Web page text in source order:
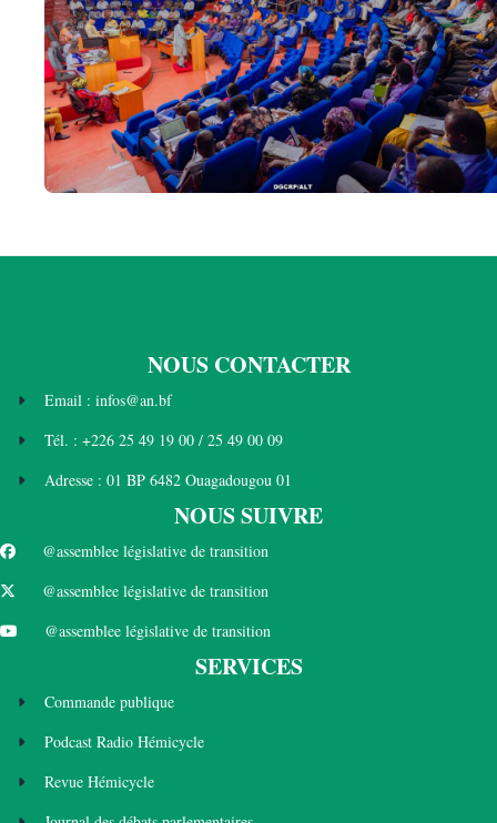
NOUS CONTACTER
Email : infos@an.bf
Tél. : +226 25 49 19 00 / 25 49 00 09
Adresse : 01 BP 6482 Ouagadougou 01
NOUS SUIVRE
@assemblee législative de transition
@assemblee législative de transition
@assemblee législative de transition
SERVICES
Commande publique
Podcast Radio Hémicycle
Revue Hémicycle